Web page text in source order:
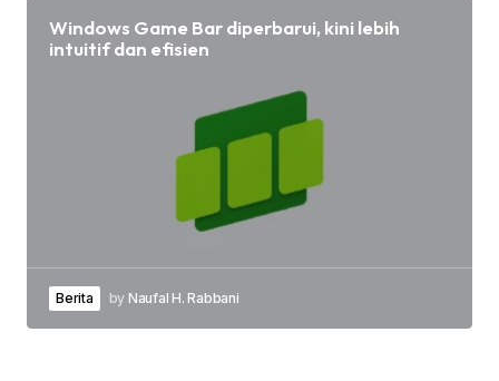
Windows Game Bar diperbarui, kini lebih
intuitif dan efisien
Berita by Naufal H. Rabbani